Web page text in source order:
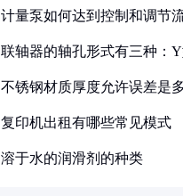
计量泵如何达到控制和调节
联轴器的轴孔形式有三种：
不锈钢材质厚度允许误差是
复印机出租有哪些常见模式
溶于水的润滑剂的种类